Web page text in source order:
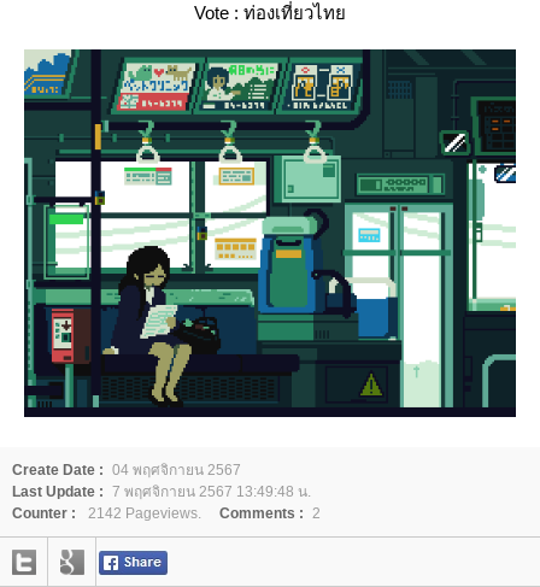
Vote : ท่องเที่ยวไท
Create Date : 04 พฤศจิกายน 2567
Last Update : 7 พฤศจิกายน 2567 13:49:48 น.
Counter :
2142 Pageviews. Comments : 2